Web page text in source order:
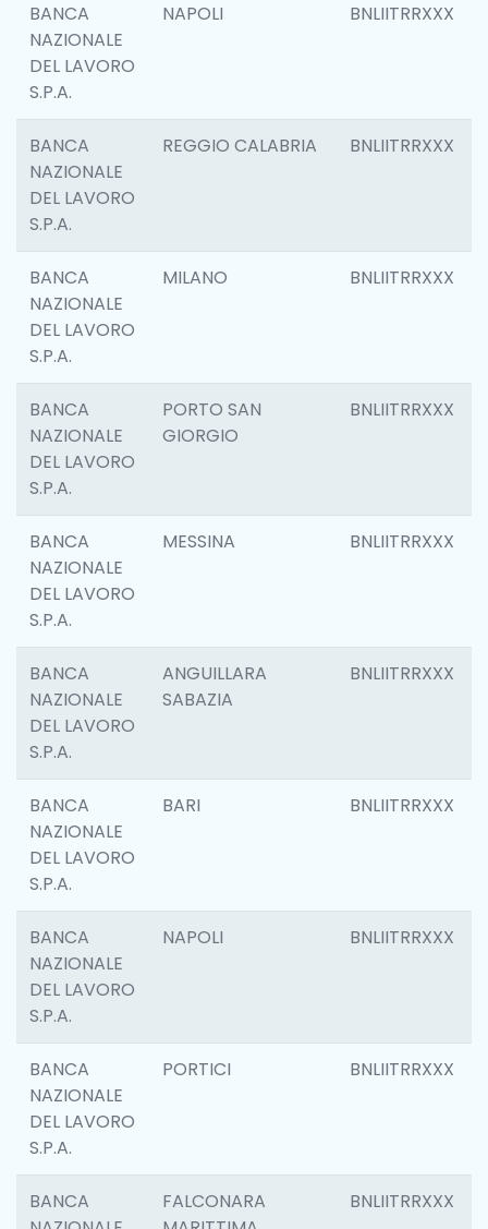
BANCA
NAZIONALE
DEL LAVORO
S.P.A.
NAPOLI BNLIITRRXXX
BANCA
NAZIONALE
DEL LAVORO
S.P.A.
REGGIO CALABRIA BNLIITRRXXX
BANCA
NAZIONALE
DEL LAVORO
S.P.A.
MILANO BNLIITRRXXX
BANCA
NAZIONALE
DEL LAVORO
S.P.A.
PORTO SAN
GIORGIO
BNLIITRRXXX
BANCA
NAZIONALE
DEL LAVORO
S.P.A.
MESSINA BNLIITRRXXX
BANCA
NAZIONALE
DEL LAVORO
S.P.A.
ANGUILLARA
SABAZIA
BNLIITRRXXX
BANCA
NAZIONALE
DEL LAVORO
S.P.A.
BARI BNLIITRRXXX
BANCA
NAZIONALE
DEL LAVORO
S.P.A.
NAPOLI BNLIITRRXXX
BANCA
NAZIONALE
DEL LAVORO
S.P.A.
PORTICI BNLIITRRXXX
BANCA
FALCONARA
BNLIITRRXXX